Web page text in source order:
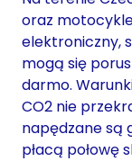
oraz
elektroniczny,
mogą się
darmo.
CO2 nie
napędzane są
płacą połowę